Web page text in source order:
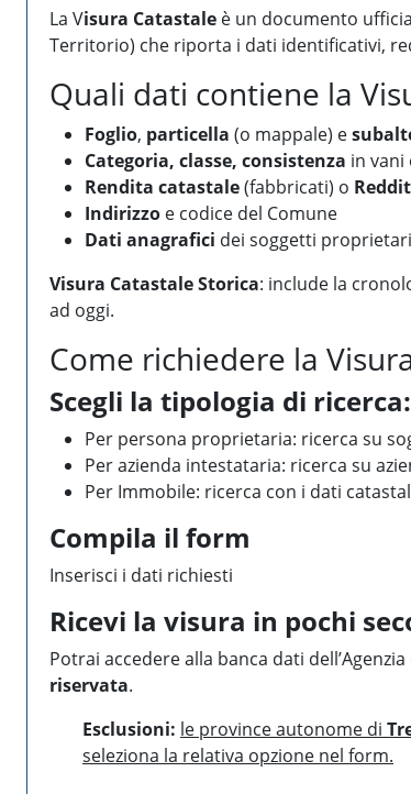
La Visura Catastale è un documento
Territorio) che riporta i dati identificativi,
Quali dati contiene la
Foglio, particella (o mappale) e
Categoria, classe, consistenza in vani
Rendita catastale(fabbricati) o
Indirizzo e codice del Comune
Dati anagrafici dei soggetti
Visura Catastale Storica: include la
ad oggi.
Come richiedere la
Scegli la tipologia di ricerca:
Per persona proprietaria: ricerca su
Per azienda intestataria: ricerca su
Per Immobile: ricerca con i dati
Compila il form
Inserisci i dati richiesti
Ricevi la visura in pochi
Potrai accedere alla banca dati
riservata.
Esclusioni: le province autonome di
seleziona la relativa opzione nel form.